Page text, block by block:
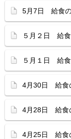
5月7日 給食
５月２日 給
５月１日 給
4月30日 給食
4月28日 給食
4月25日 給食